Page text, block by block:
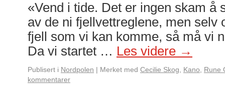
«Vend i tide. Det er ingen skam å
av de ni fjellvettreglene, men selv
fjell som vi kan komme, så må vi
Da vi startet … Les videre →
Publisert i Nordpolen | Merket med Cecilie Skog Kano
Rune
kommentarer